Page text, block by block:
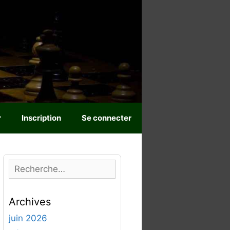
Inscription Se connecter
e
h
e
Archives
juin 2026